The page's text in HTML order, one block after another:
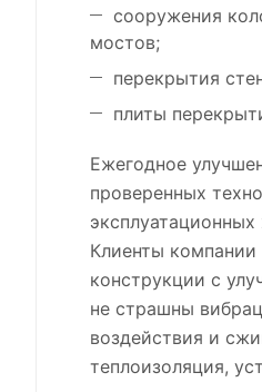
сооружения
мостов;
перекрытия
плиты
Ежегодное
проверенных
Клиенты
конструкции с
не страшны
воздействия и
теплоизоляция,